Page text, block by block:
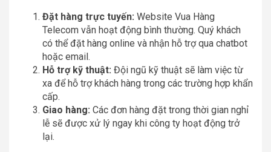
Đặt hàng trực tuyến: Website Vua Hàng
Telecom vẫn hoạt động bình thường. Quý khách
có thể đặt hàng online và nhận hỗ trợ qua chatbot
hoặc email.
Hỗ trợ kỹ thuật: Đội ngũ kỹ thuật sẽ làm việc từ
xa để hỗ trợ khách hàng trong các trường hợp khẩn
cấp.
Giao hàng: Các đơn hàng đặt trong thời gian nghỉ
lễ sẽ được xử lý ngay khi công ty hoạt động trở
lại.